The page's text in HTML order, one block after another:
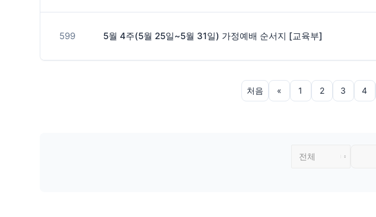
599 5월 4주(5월 25일~5월 31일) 가정예배 순서지 [교육부]
처음 « 1 2 3 4